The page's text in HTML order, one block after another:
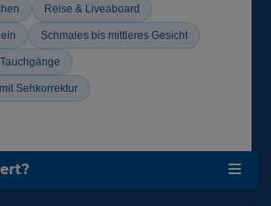
Reise & Liveaboard
Schmales bis mittleres Gesicht
Sehkorrektur